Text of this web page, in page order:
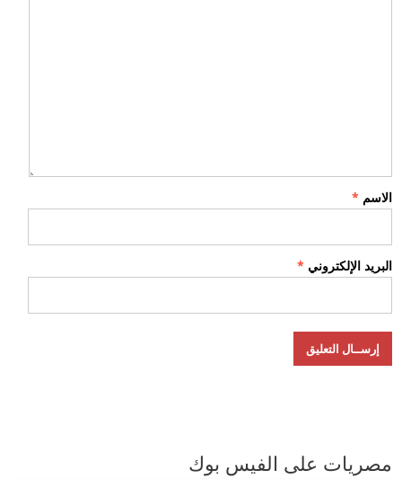
الاسم *
البريد الإلكتروني *
مصريات على الفيس بوك